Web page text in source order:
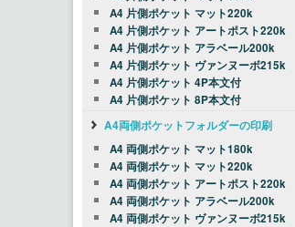
A4 片側ポケット マット220k
A4 片側ポケット アートポスト220k
A4 片側ポケット アラベール200k
A4 片側ポケット ヴァンヌーボ215k
A4 片側ポケット 4P本文付
A4 片側ポケット 8P本文付
A4両側ポケットフォルダーの印刷
A4 両側ポケット マット180k
A4 両側ポケット マット220k
A4 両側ポケット アートポスト220k
A4 両側ポケット アラベール200k
A4 両側ポケット ヴァンヌーボ215k